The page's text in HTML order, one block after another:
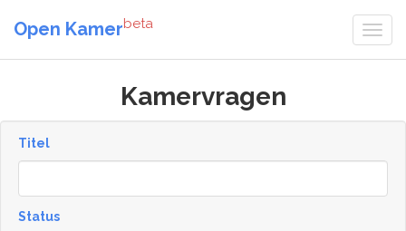
Open Kamerbeta
Kamervragen
Titel
Status